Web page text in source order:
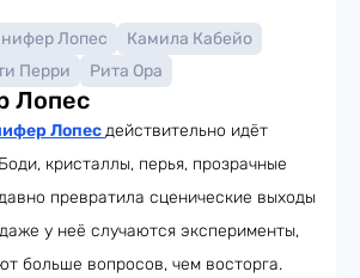
Лопес
Камила Кабейо
Перри Рита Ора
Лопес
Лопесдействительно идёт
кристаллы, перья, прозрачные
превратила сценические выходы
у неё случаются эксперименты,
больше вопросов, чем восторга.